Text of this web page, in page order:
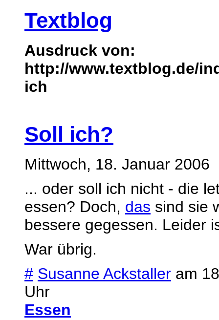
Textblog
Ausdruck von:
http://www.textblog.de/
ich
Soll ich?
Mittwoch, 18. Januar 2006
... oder soll ich nicht - die
essen? Doch, das sind sie
bessere gegessen. Leider
War übrig.
# Susanne Ackstaller am
Uhr
Essen